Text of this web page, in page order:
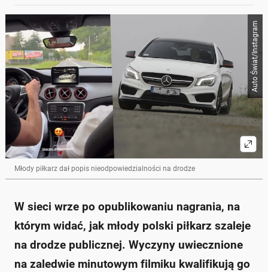
Poniżej streszczenie artykułu:
Skrót przygotowany przez Onet Czat z AI, może zawierać błędy.
Młody polski piłkarz, prawdopodobnie Kacper
Głowieńkowski, został nagrany podczas
niebezpiecznej jazdy publiczną drogą.
Na filmie widać, jak jeździ z prędkością prawie 200
km/h, wyprzedza na podwójnej ciągłej i ścina zakręty
w deszczu.
Policja z Dolnego Śląska bada sprawę i może odebrać
mu prawo jazdy.
Piłkarz kupił niedawno Mercedesa CLA 45 AMG i
bronił się przed krytyką, twierdząc, że ludzie mu
zazdroszczą.
Jego nieodpowiedzialne zachowanie wywołało falę
oburzenia w mediach społecznościowych.
Zapytaj o więcej Onet Czat z AI
Auto Świat/Instagram
Młody piłkarz dał popis nieodpowiedzialności na drodze
W sieci wrze po opublikowaniu nagrania, na
którym widać, jak młody polski piłkarz szaleje
na drodze publicznej. Wyczyny uwiecznione
na zaledwie minutowym filmiku kwalifikują go